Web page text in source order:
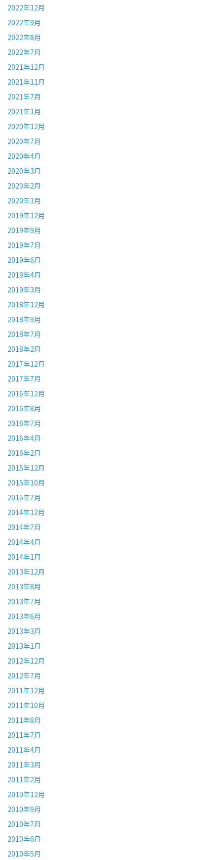
2022年12月
2022年9月
2022年8月
2022年7月
2021年12月
2021年11月
2021年7月
2021年1月
2020年12月
2020年7月
2020年4月
2020年3月
2020年2月
2020年1月
2019年12月
2019年9月
2019年7月
2019年6月
2019年4月
2019年3月
2018年12月
2018年9月
2018年7月
2018年2月
2017年12月
2017年7月
2016年12月
2016年8月
2016年7月
2016年4月
2016年2月
2015年12月
2015年10月
2015年7月
2014年12月
2014年7月
2014年4月
2014年1月
2013年12月
2013年8月
2013年7月
2013年6月
2013年3月
2013年1月
2012年12月
2012年7月
2011年12月
2011年10月
2011年8月
2011年7月
2011年4月
2011年3月
2011年2月
2010年12月
2010年9月
2010年7月
2010年6月
2010年5月